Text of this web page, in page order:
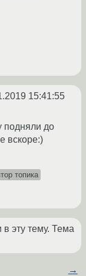
15:41:55
подняли до
вскоре:)
топика
эту тему. Тема
→